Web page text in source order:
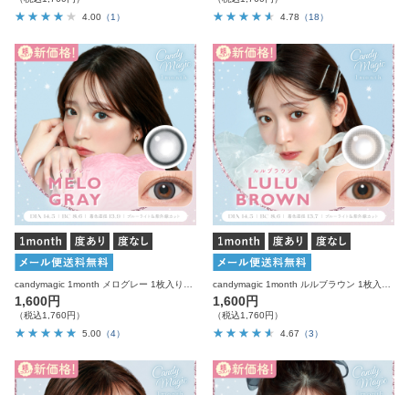
4.00 （1）
4.78
（18）
1,600円
（税込1,760円）
5.00 （4）
1,600円
（税込1,760円）
4.67
（3）